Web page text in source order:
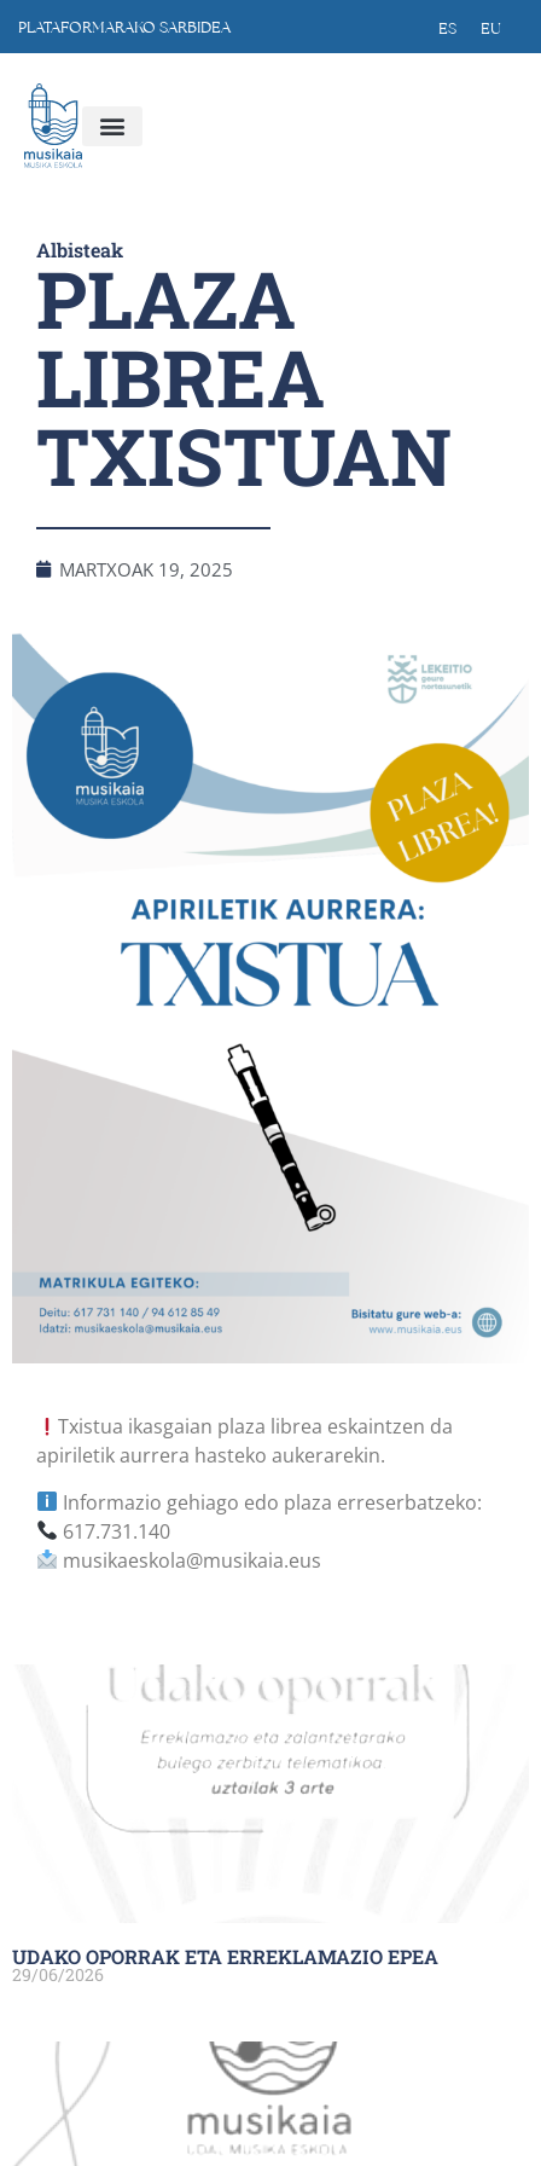
PLATAFORMARAKO SARBIDEA ES EU
Albisteak
PLAZA
LIBREA
TXISTUAN
MARTXOAK 19, 2025
Txistua ikasgaian plaza librea eskaintzen da
apiriletik aurrera hasteko aukerarekin.
Informazio gehiago edo plaza erreserbatzeko:
617.731.140
musikaeskola@musikaia.eus
UDAKO OPORRAK ETA ERREKLAMAZIO EPEA
29/06/2026